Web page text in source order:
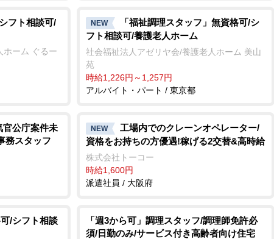
フト相談可/
ホーム ぐるー
NEW
「福祉調理スタッフ」無資格可/シ
フト相談可/養護老人ホーム
社会福祉法人アゼリヤ会/養護老人ホーム 美山
苑
時給1,226円～1,257円
アルバイト・パート / 東京都
官公庁案件未
務スタッフ
NEW
工場内でのクレーンオペレーター/
資格をお持ちの方優遇!稼げる2交替&高時給
株式会社トーコー
時給1,600円
派遣社員 / 大阪府
/シフト相談
「週3から可」調理スタッフ/調理師免許必
須/日勤のみ/サービス付き高齢者向け住宅